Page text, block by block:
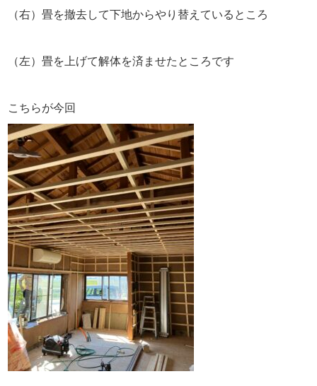
（右）畳を撤去して下地からやり替えているところ
（左）畳を上げて解体を済ませたところです
こちらが今回